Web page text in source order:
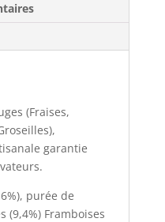
(Fraises,
garantie
purée de
(9,4%) Framboises